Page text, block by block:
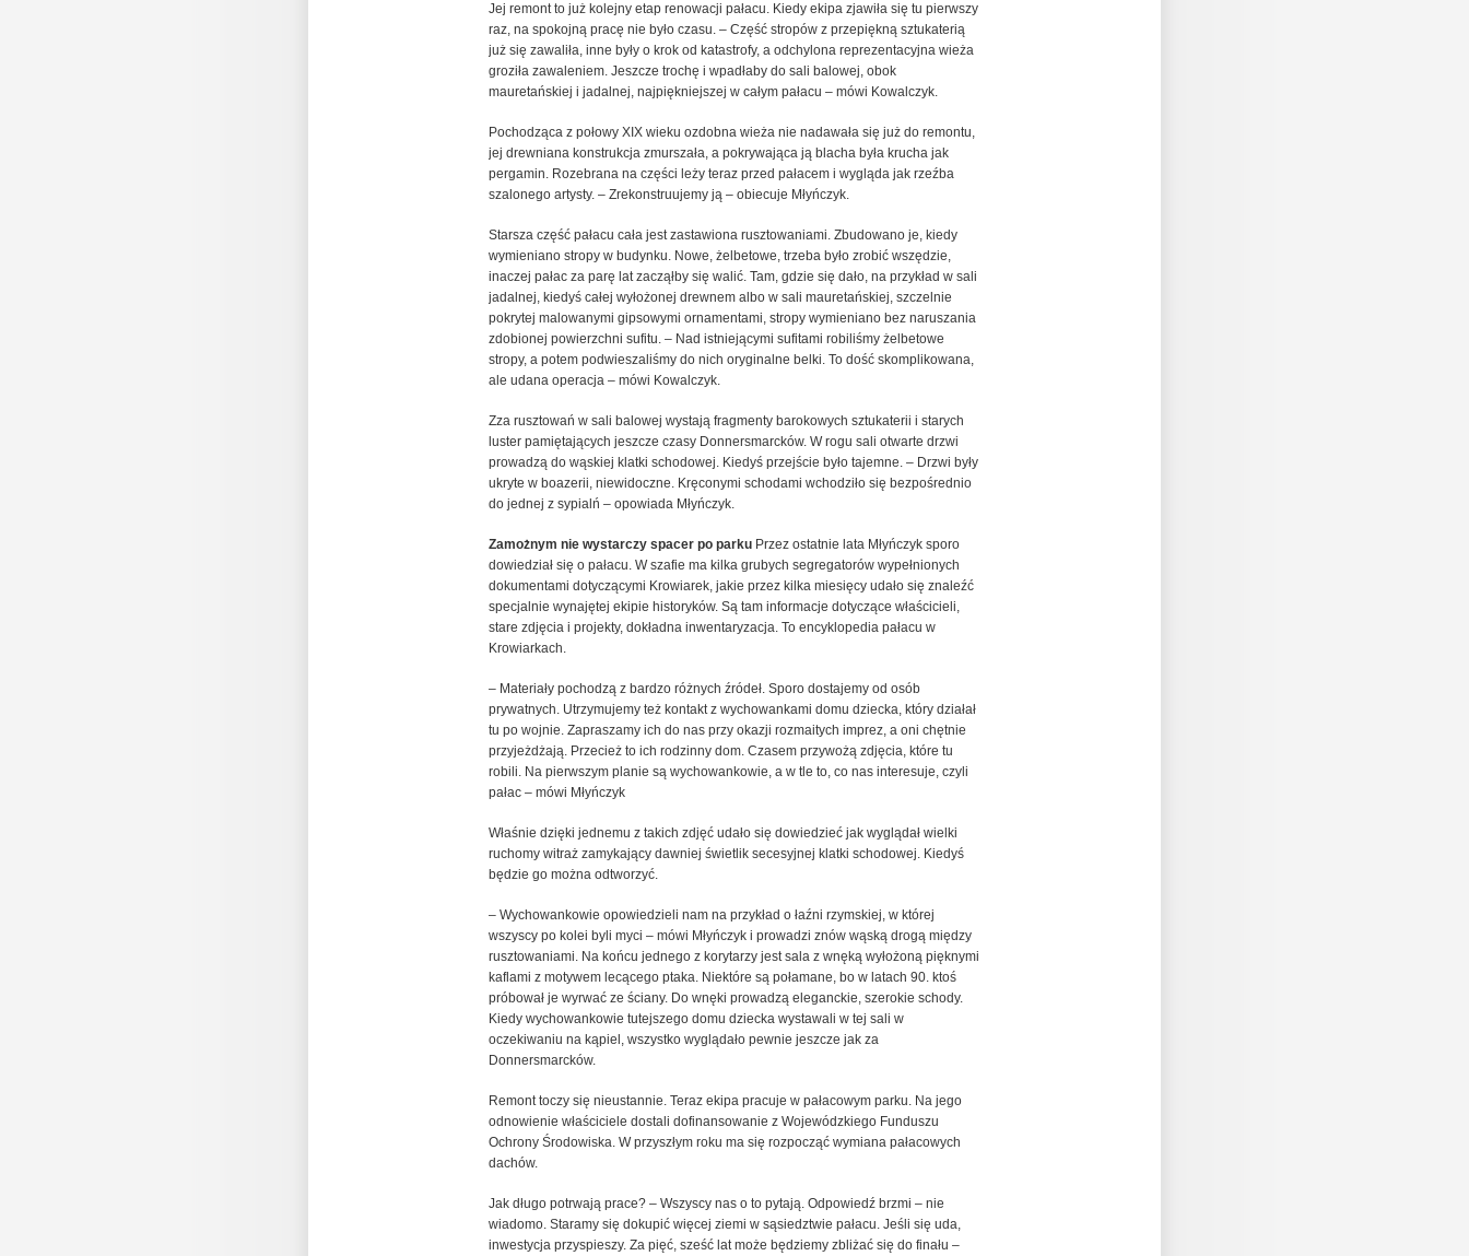
Jej remont to już kolejny etap renowacji pałacu. Kiedy ekipa zjawiła się tu pierwszy
raz, na spokojną pracę nie było czasu. – Część stropów z przepiękną sztukaterią
już się zawaliła, inne były o krok od katastrofy, a odchylona reprezentacyjna wieża
groziła zawaleniem. Jeszcze trochę i wpadłaby do sali balowej, obok
mauretańskiej i jadalnej, najpiękniejszej w całym pałacu – mówi Kowalczyk.
Pochodząca z połowy XIX wieku ozdobna wieża nie nadawała się już do remontu,
jej drewniana konstrukcja zmurszała, a pokrywająca ją blacha była krucha jak
pergamin. Rozebrana na części leży teraz przed pałacem i wygląda jak rzeźba
szalonego artysty. – Zrekonstruujemy ją – obiecuje Młyńczyk.
Starsza część pałacu cała jest zastawiona rusztowaniami. Zbudowano je, kiedy
wymieniano stropy w budynku. Nowe, żelbetowe, trzeba było zrobić wszędzie,
inaczej pałac za parę lat zacząłby się walić. Tam, gdzie się dało, na przykład w sali
jadalnej, kiedyś całej wyłożonej drewnem albo w sali mauretańskiej, szczelnie
pokrytej malowanymi gipsowymi ornamentami, stropy wymieniano bez naruszania
zdobionej powierzchni sufitu. – Nad istniejącymi sufitami robiliśmy żelbetowe
stropy, a potem podwieszaliśmy do nich oryginalne belki. To dość skomplikowana,
ale udana operacja – mówi Kowalczyk.
Zza rusztowań w sali balowej wystają fragmenty barokowych sztukaterii i starych
luster pamiętających jeszcze czasy Donnersmarcków. W rogu sali otwarte drzwi
prowadzą do wąskiej klatki schodowej. Kiedyś przejście było tajemne. – Drzwi były
ukryte w boazerii, niewidoczne. Kręconymi schodami wchodziło się bezpośrednio
do jednej z sypialń – opowiada Młyńczyk.
Zamożnym nie wystarczy spacer po parku Przez ostatnie lata Młyńczyk sporo
dowiedział się o pałacu. W szafie ma kilka grubych segregatorów wypełnionych
dokumentami dotyczącymi Krowiarek, jakie przez kilka miesięcy udało się znaleźć
specjalnie wynajętej ekipie historyków. Są tam informacje dotyczące właścicieli,
stare zdjęcia i projekty, dokładna inwentaryzacja. To encyklopedia pałacu w
Krowiarkach.
– Materiały pochodzą z bardzo różnych źródeł. Sporo dostajemy od osób
prywatnych. Utrzymujemy też kontakt z wychowankami domu dziecka, który działał
tu po wojnie. Zapraszamy ich do nas przy okazji rozmaitych imprez, a oni chętnie
przyjeżdżają. Przecież to ich rodzinny dom. Czasem przywożą zdjęcia, które tu
robili. Na pierwszym planie są wychowankowie, a w tle to, co nas interesuje, czyli
pałac – mówi Młyńczyk
Właśnie dzięki jednemu z takich zdjęć udało się dowiedzieć jak wyglądał wielki
ruchomy witraż zamykający dawniej świetlik secesyjnej klatki schodowej. Kiedyś
będzie go można odtworzyć.
– Wychowankowie opowiedzieli nam na przykład o łaźni rzymskiej, w której
wszyscy po kolei byli myci – mówi Młyńczyk i prowadzi znów wąską drogą między
rusztowaniami. Na końcu jednego z korytarzy jest sala z wnęką wyłożoną pięknymi
kaflami z motywem lecącego ptaka. Niektóre są połamane, bo w latach 90. ktoś
próbował je wyrwać ze ściany. Do wnęki prowadzą eleganckie, szerokie schody.
Kiedy wychowankowie tutejszego domu dziecka wystawali w tej sali w
oczekiwaniu na kąpiel, wszystko wyglądało pewnie jeszcze jak za
Donnersmarcków.
Remont toczy się nieustannie. Teraz ekipa pracuje w pałacowym parku. Na jego
odnowienie właściciele dostali dofinansowanie z Wojewódzkiego Funduszu
Ochrony Środowiska. W przyszłym roku ma się rozpocząć wymiana pałacowych
dachów.
Jak długo potrwają prace? – Wszyscy nas o to pytają. Odpowiedź brzmi – nie
wiadomo. Staramy się dokupić więcej ziemi w sąsiedztwie pałacu. Jeśli się uda,
inwestycja przyspieszy. Za pięć, sześć lat może będziemy zbliżać się do finału –